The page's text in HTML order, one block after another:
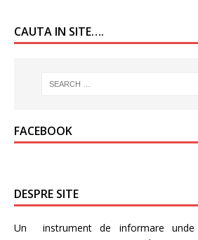
CAUTA IN SITE….
FACEBOOK
DESPRE SITE
Un instrument de informare